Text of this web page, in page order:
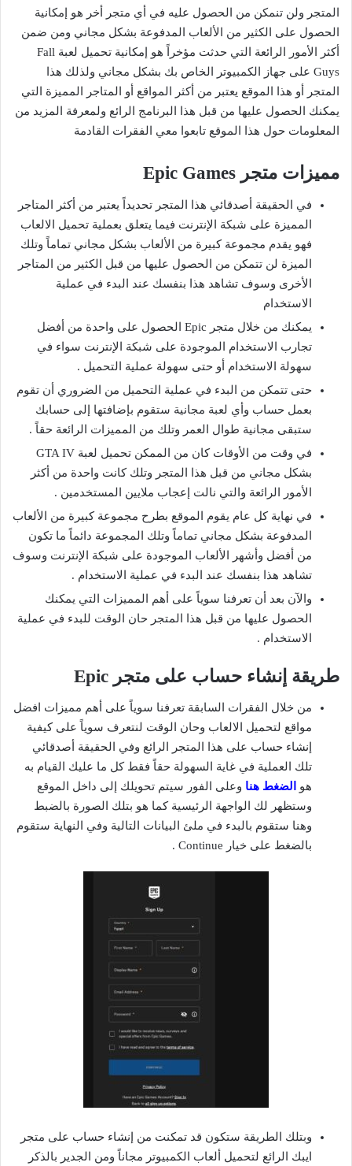
المتجر ولن تنمكن من الحصول عليه في أي متجر أخر هو إمكانية
الحصول على الكثير من الألعاب المدفوعة بشكل مجاني ومن ضمن
أكثر الأمور الرائعة التي حدثت مؤخراً هو إمكانية تحميل لعبة Fall
Guys على جهاز الكمبيوتر الخاص بك بشكل مجاني ولذلك هذا
المتجر أو هذا الموقع يعتبر من أكثر المواقع أو المتاجر المميزة التي
يمكنك الحصول عليها من قبل هذا البرنامج الرائع ولمعرفة المزيد من
المعلومات حول هذا الموقع تابعوا معي الفقرات القادمة
مميزات متجر Epic Games
في الحقيقة أصدقائي هذا المتجر تحديداً يعتبر من أكثر المتاجر
المميزة على شبكة الإنترنت فيما يتعلق بعملية تحميل الالعاب
فهو يقدم مجموعة كبيرة من الألعاب بشكل مجاني تماماً وتلك
الميزة لن تتمكن من الحصول عليها من قبل الكثير من المتاجر
الأخرى وسوف تشاهد هذا بنفسك عند البدء في عملية
الاستخدام
يمكنك من خلال متجر Epic الحصول على واحدة من أفضل
تجارب الاستخدام الموجودة على شبكة الإنترنت سواء في
سهولة الاستخدام أو حتى سهولة عملية التحميل .
حتى تتمكن من البدء في عملية التحميل من الضروري أن تقوم
بعمل حساب وأي لعبة مجانية ستقوم بإضافتها إلى حسابك
ستبقى مجانية طوال العمر وتلك من المميزات الرائعة حقاً .
في وقت من الأوقات كان من الممكن تحميل لعبة GTA IV
بشكل مجاني من قبل هذا المتجر وتلك كانت واحدة من أكثر
الأمور الرائعة والتي نالت إعجاب ملايين المستخدمين .
في نهاية كل عام يقوم الموقع بطرح مجموعة كبيرة من الألعاب
المدفوعة بشكل مجاني تماماً وتلك المجموعة دائماً ما تكون
من أفضل وأشهر الألعاب الموجودة على شبكة الإنترنت وسوف
تشاهد هذا بنفسك عند البدء في عملية الاستخدام .
والآن بعد أن تعرفنا سوياً على أهم المميزات التي يمكنك
الحصول عليها من قبل هذا المتجر حان الوقت للبدء في عملية
الاستخدام .
طريقة إنشاء حساب على متجر Epic
من خلال الفقرات السابقة تعرفنا سوياً على أهم مميزات افضل
مواقع لتحميل الالعاب وحان الوقت لنتعرف سوياً على كيفية
إنشاء حساب على هذا المتجر الرائع وفي الحقيقة أصدقائي
تلك العملية في غاية السهولة حقاً فقط كل ما عليك القيام به
هو
الضغط هنا وعلى الفور سيتم تحويلك إلى داخل الموقع
وستظهر لك الواجهة الرئيسية كما هو بتلك الصورة بالضبط
وهنا ستقوم بالبدء في ملئ البيانات التالية وفي النهاية ستقوم
بالضغط على خيار Continue .
وبتلك الطريقة ستكون قد تمكنت من إنشاء حساب على متجر
ايبك الرائع لتحميل ألعاب الكمبيوتر مجاناً ومن الجدير بالذكر